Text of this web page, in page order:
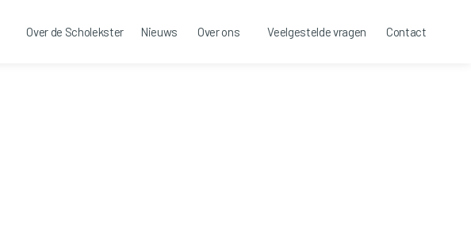
Over de Scholekster Nieuws Over ons Veelgestelde vragen Contact